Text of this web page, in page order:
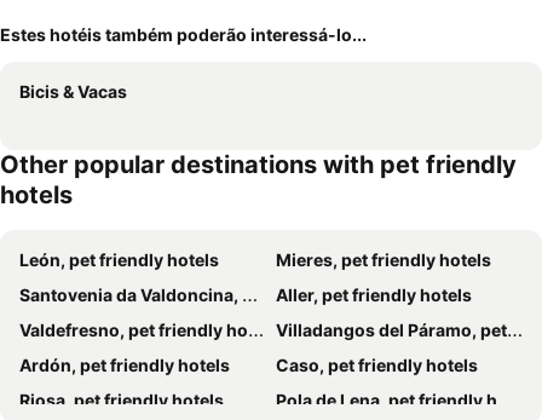
Estes hotéis também poderão interessá-lo...
Bicis & Vacas
Other popular destinations with pet friendly
hotels
León, pet friendly hotels
Mieres, pet friendly hotels
Santovenia da Valdoncina, pet friendly hotels
Aller, pet friendly hotels
Valdefresno, pet friendly hotels
Villadangos del Páramo, pet friendly hotels
Ardón, pet friendly hotels
Caso, pet friendly hotels
Riosa, pet friendly hotels
Pola de Lena, pet friendly hotels